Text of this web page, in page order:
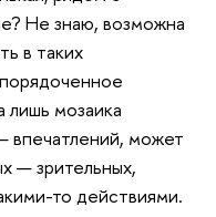
Не знаю, возможна
в таких
лишь мозаика
впечатлений, может
— зрительных,
то действиями.